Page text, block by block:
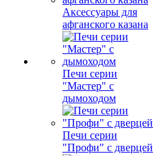
Аксессуары для
афганского казана
Печи серии
"Мастер" с
дымоходом
Печи серии
"Профи" с дверцей